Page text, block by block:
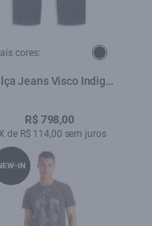
cores:
Jeans Visco Indigo
Lav. Escuro C/ Rede
R$ 798,00
de R$ 114,00 sem juros
IN